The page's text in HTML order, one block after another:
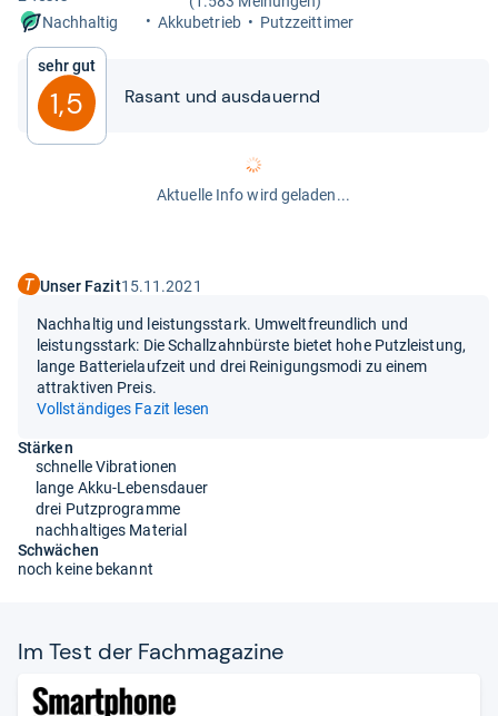
Nachhaltig
Akku­be­trieb Putz­zeit­ti­mer
Sehr gut
1,5 Rasant und aus­dau­ernd
Aktuelle Info wird geladen...
Unser Fazit15.11.2021
Nachhaltig und leistungsstark. Umweltfreundlich und
leistungsstark: Die Schallzahnbürste bietet hohe Putzleistung,
lange Batterielaufzeit und drei Reinigungsmodi zu einem
attraktiven Preis.
Vollständiges Fazit lesen
Stärken
schnelle Vibrationen
lange Akku-Lebensdauer
drei Putzprogramme
nachhaltiges Material
Schwächen
noch keine bekannt
Im Test der Fach­ma­ga­zine